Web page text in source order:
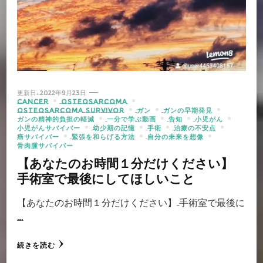
更新日:2022年9月23日
CANCER
OSTEOSARCOMA
OSTEOSARCOMA SURVIVOR
ガン
ガンの早期発見
ガンの精神的負担の軽減
一分で学ぶ動画 告知
小児がん
小児がんサバイバー
幼少期の記憶 手術
治療の不安点
癌サバイバー
緊張を和らげる方法
自分の未来を想像
骨肉腫サバイバー
【あなたのお時間１分だけください】
手術室で最後にしてほしいこと
【あなたのお時間１分だけください】 手術室で最後に
…
続きを読む